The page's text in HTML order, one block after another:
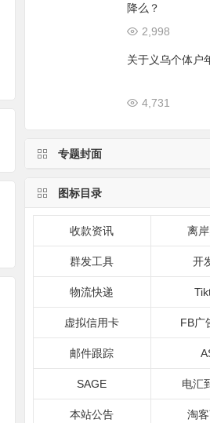
1039报关模
地吗？
降么？
2,998
关于义乌个体户
4,731
专题封面
图标目录
收款资讯 离
群发工具 开
物流快递
虚拟信用卡 FB广
邮件跟踪
SAGE 电汇
本站公告 淘